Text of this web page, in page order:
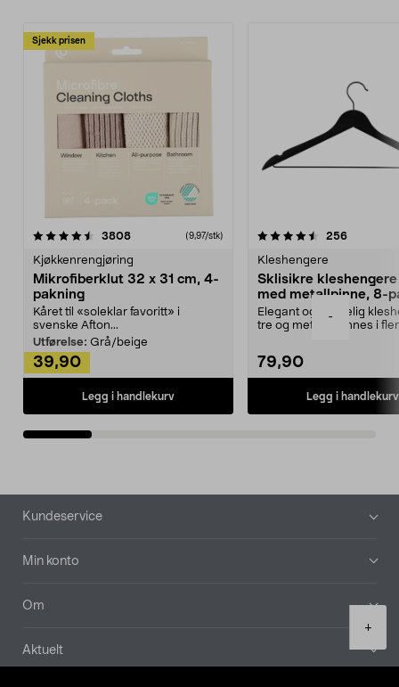
-
+
Sjekk prisen
3808anmeldelser(9,97/stk)
Kjøkkenrengjøring
Mikrofiberklut 32 x 31 cm, 4-
pakning
Kåret til «soleklar favoritt» i
svenske Afton...
Utførelse: Grå/beige
39,90
Legg i handlekurv
4.5av 5 stjerner 256
Kleshengere
Sklisikre
med metallpinne, 8-
Elegant og skikkelig
tre og metall – finnes i
79,90
Legg i handlekurv
4.5av 5 stjerner
Bunntekst
Kundeservice
Min konto
Om
Aktuelt